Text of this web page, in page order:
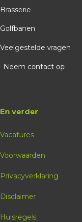
Brasserie
Golfbanen
Veelgestelde vragen
Neem contact op
En verder
Vacatures
Voorwaarden
Privacyverklaring
Disclaimer
Huisregels